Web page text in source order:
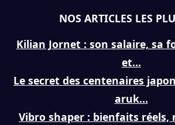
NOS ARTICLES LES
Kilian Jornet : son salaire, sa
et...
Le secret des centenaires
aruk...
Vibro shaper : bienfaits réels,